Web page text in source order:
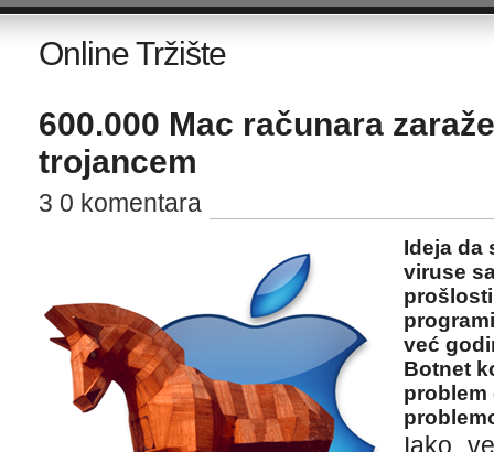
Online Tržište
600.000 Mac računara
trojancem
3 0 komentara
Ideja da
viruse
već
Botnet
problem
Iako